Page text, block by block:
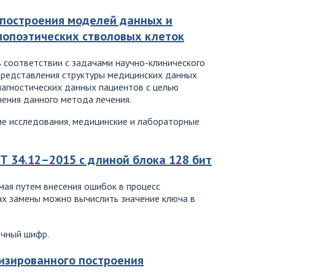
моделей данных и
стволовых клеток
с задачами научно-клинического
структуры медицинских данных
данных пациентов с целью
данного метода лечения.
исследования, медицинские и лабораторные
с длиной блока 128 бит
путем внесения ошибок в процесс
замены можно вычислить значение ключа в
шифр.
построения